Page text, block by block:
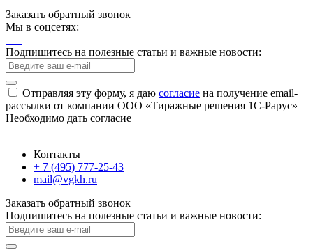
Заказать обратный звонок
Мы в соцсетях:
Подпишитесь на полезные статьи и важные новости:
Отправляя эту форму, я даю согласие на получение email-
рассылки от компании ООО «Тиражные решения 1С-Рарус»
Необходимо дать согласие
Контакты
+ 7 (495) 777-25-43
mail@vgkh.ru
Заказать обратный звонок
Подпишитесь на полезные статьи и важные новости: